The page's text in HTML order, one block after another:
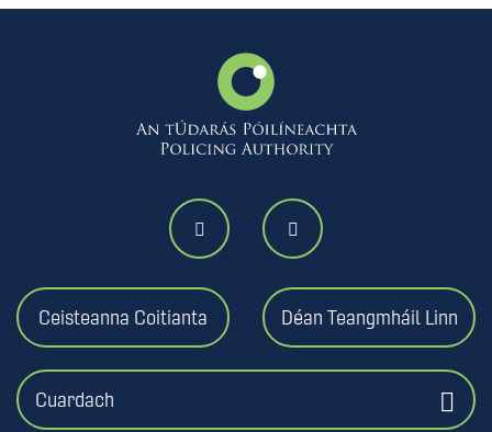
Ceisteanna Coitianta Déan Teangmháil Linn
Cuardach